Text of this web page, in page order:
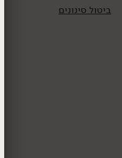
ביטול סינונים